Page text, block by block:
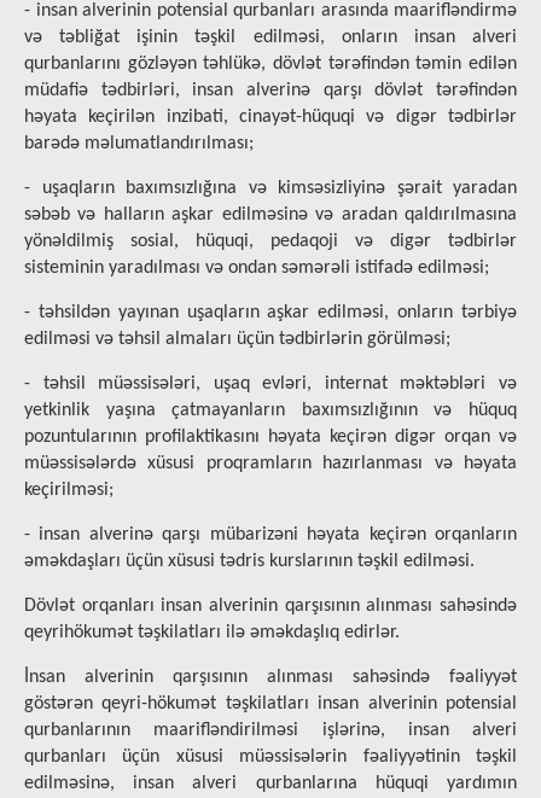
- insan alverinin potensial qurbanları arasında maarifləndirmə
və təbliğat işinin təşkil edilməsi, onların insan alveri
qurbanlarını gözləyən təhlükə, dövlət tərəfindən təmin edilən
müdafiə tədbirləri, insan alverinə qarşı dövlət tərəfindən
həyata keçirilən inzibati, cinayət-hüquqi və digər tədbirlər
barədə məlumatlandırılması;
- uşaqların baxımsızlığına və kimsəsizliyinə şərait yaradan
səbəb və halların aşkar edilməsinə və aradan qaldırılmasına
yönəldilmiş sosial, hüquqi, pedaqoji və digər tədbirlər
sisteminin yaradılması və ondan səmərəli istifadə edilməsi;
- təhsildən yayınan uşaqların aşkar edilməsi, onların tərbiyə
edilməsi və təhsil almaları üçün tədbirlərin görülməsi;
- təhsil müəssisələri, uşaq evləri, internat məktəbləri və
yetkinlik yaşına çatmayanların baxımsızlığının və hüquq
pozuntularının profilaktikasını həyata keçirən digər orqan və
müəssisələrdə xüsusi proqramların hazırlanması və həyata
keçirilməsi;
- insan alverinə qarşı mübarizəni həyata keçirən orqanların
əməkdaşları üçün xüsusi tədris kurslarının təşkil edilməsi.
Dövlət orqanları insan alverinin qarşısının alınması sahəsində
qeyrihökumət təşkilatları ilə əməkdaşlıq edirlər.
İnsan alverinin qarşısının alınması sahəsində fəaliyyət
göstərən qeyri-hökumət təşkilatları insan alverinin potensial
qurbanlarının maarifləndirilməsi işlərinə, insan alveri
qurbanları üçün xüsusi müəssisələrin fəaliyyətinin təşkil
edilməsinə, insan alveri qurbanlarına hüquqi yardımın